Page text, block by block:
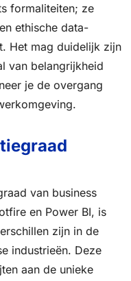
formaliteiten; ze
ethische data-
Het mag duidelijk zijn
van belangrijkheid
je de overgang
van business
en Power BI, is
zijn in de
industrieën. Deze
aan de unieke